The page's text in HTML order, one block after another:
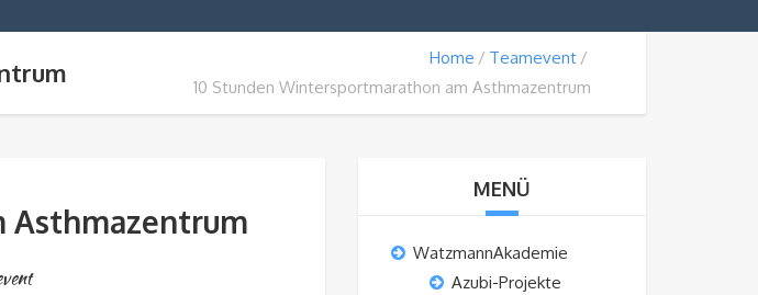
Home
Teamevent
10 Stunden Wintersportmarathon am Asthmazentrum
Asthmazentrum
MENÜ
WatzmannAkademie
Azubi-Projekte